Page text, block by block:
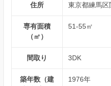
住所 東京都練馬区
専有面積
（㎡）
51-55㎡
間取り 3DK
築年数（建
1976年